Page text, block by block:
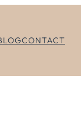
CONTACT